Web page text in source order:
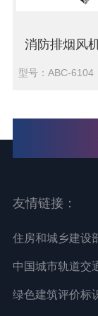
消防排烟风
型号：ABC-6104
友情链接：
住房和城乡建设
中国城市轨道交
绿色建筑评价标